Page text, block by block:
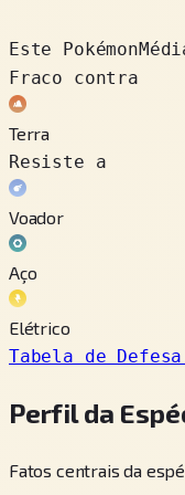
Este Pokémon
Fraco contra
Terra
Resiste a
Voador
Aço
Elétrico
Tabela de
Perfil da
Fatos centrais da